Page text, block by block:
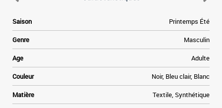
Saison Printemps Été
Genre Masculin
Age Adulte
Couleur Noir, Bleu clair, Blanc
Matière Textile, Synthétique